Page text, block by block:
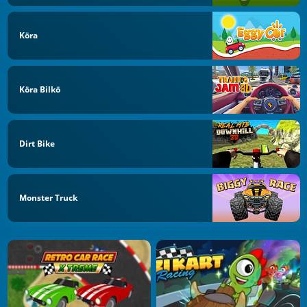
Köra
Köra Bilkö
Dirt Bike
Monster Truck